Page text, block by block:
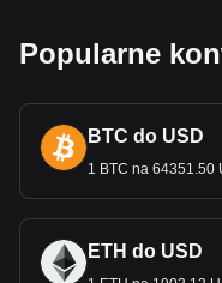
Zjednoczonych.
waluty. Amerykański
pośrednictwem Biura
drukowanie papierowej
Stanów Zjednoczonych
Jaka jest h
Dolar amerykański
odzwierciedla ewolucję
Popularne
BTC do USD
1 BTC na 64351.50
ETH do USD